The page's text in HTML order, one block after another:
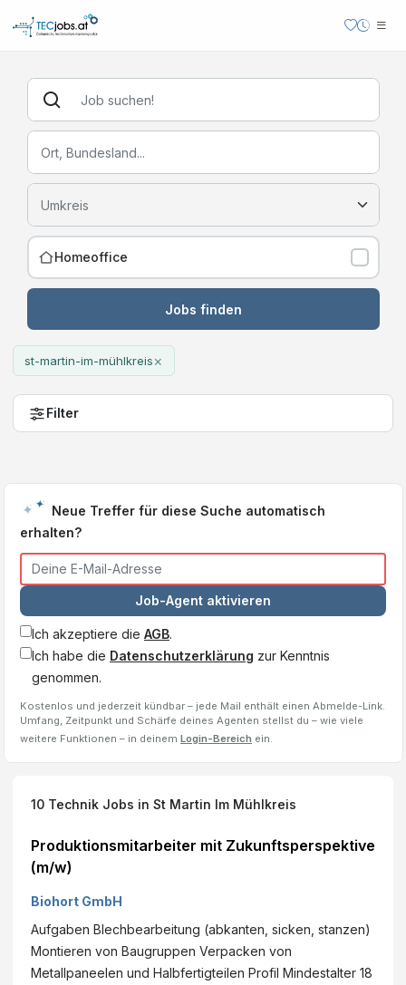
Homeoffice
Jobs finden
st-martin-im-mühlkreis×
Filter
Neue Treffer für diese Suche automatisch
erhalten?
Job-Agent aktivieren
Ich akzeptiere die AGB.
Ich habe die Datenschutzerklärung zur Kenntnis
genommen.
Kostenlos und jederzeit kündbar – jede Mail enthält einen Abmelde-Link.
Umfang, Zeitpunkt und Schärfe deines Agenten stellst du – wie viele
weitere Funktionen – in deinem Login-Bereich ein.
10 Technik Jobs in St Martin Im Mühlkreis
Produktionsmitarbeiter mit Zukunftsperspektive
(m/w)
Biohort GmbH
Aufgaben Blechbearbeitung (abkanten, sicken, stanzen)
Montieren von Baugruppen Verpacken von
Metallpaneelen und Halbfertigteilen Profil Mindestalter 18